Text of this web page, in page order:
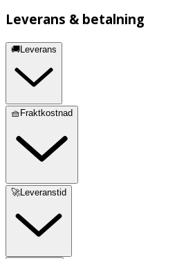
Leverans & betalning
🚚Leverans
🧺Fraktkostnad
🚀Leveranstid